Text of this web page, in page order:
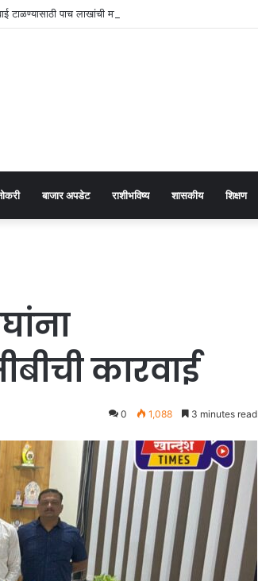
टाळण्यासाठी पाच लाखांची मागणी
बाजार अपडेट राशीभविष्य शासकीय शिक्षण
कारवाई
0 1,088 3 minutes read